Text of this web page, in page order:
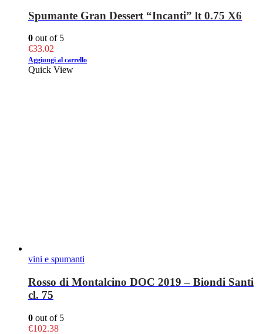
Spumante Gran Dessert “Incanti” lt 0.75 X6
0 out of 5
€33.02
Aggiungi al carrello
Quick View
vini e spumanti
Rosso di Montalcino DOC 2019 – Biondi Santi
cl. 75
0 out of 5
€102.38